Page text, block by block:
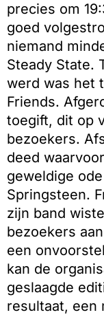
precies om
goed
niemand
Steady State.
werd was het
Friends.
toegift, dit op
bezoekers.
deed
geweldige
Springsteen.
zijn band
bezoekers
een
kan de
geslaagde
resultaat, een